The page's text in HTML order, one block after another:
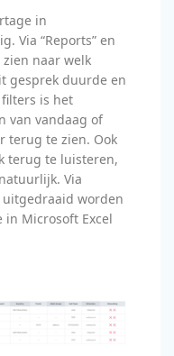
in
Via “Reports” en
zien naar welk
gesprek duurde en
is het
van vandaag of
terug te zien. Ook
terug te luisteren,
Via
uitgedraaid worden
in Microsoft Excel